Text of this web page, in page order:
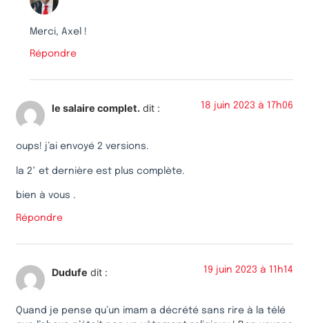
Merci, Axel !
Répondre
le salaire complet. dit : 18 juin 2023 à 17h06
oups! j’ai envoyé 2 versions.
la 2° et dernière est plus complète.
bien à vous .
Répondre
Dudufe dit : 19 juin 2023 à 11h14
Quand je pense qu’un imam a décrété sans rire à la télé